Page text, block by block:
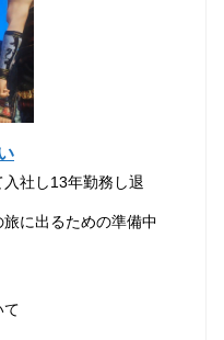
社し13年勤務し退
に出るための準備中
て